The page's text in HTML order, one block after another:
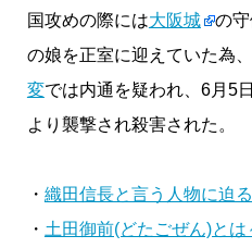
国攻めの際には大阪城 の守
の娘を正室に迎えていた為
変では内通を疑われ、6月5
より襲撃され殺害された。
・ 織田信長と言う人物に迫る
・ 土田御前(どたごぜん)とは